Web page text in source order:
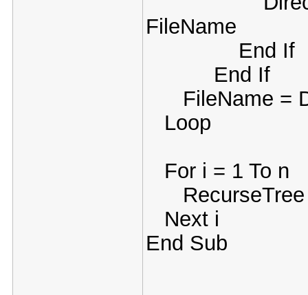
FileName
End If
End If
FileName =
Loop
For i = 1 To n
RecurseTree
Next i
End Sub